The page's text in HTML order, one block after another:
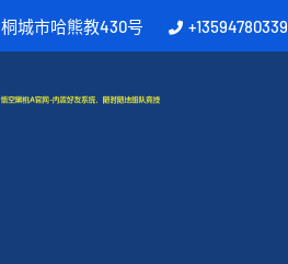
桐城市哈熊教430号 +13594780339